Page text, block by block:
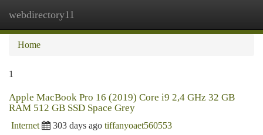
webdirectory11
Home
1
Apple MacBook Pro 16 (2019) Core i9 2,4 GHz 32 GB
RAM 512 GB SSD Space Grey
Internet 303 days ago tiffanyoaet560553